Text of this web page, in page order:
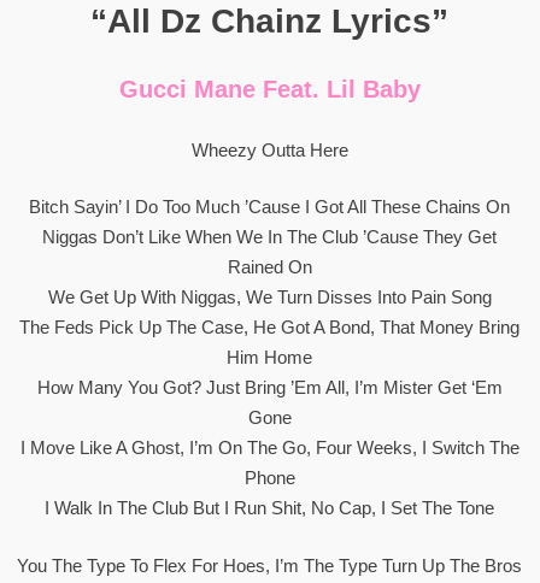
“All Dz Chainz Lyrics”
Gucci Mane Feat. Lil Baby
Wheezy Outta Here
Bitch Sayin’ I Do Too Much ’cause I Got All These Chains On
Niggas Don’t Like When We In The Club ’cause They Get
Rained On
We Get Up With Niggas, We Turn Disses Into Pain Song
The Feds Pick Up The Case, He Got A Bond, That Money Bring
Him Home
How Many You Got? Just Bring ’em All, I’m Mister Get ‘Em
Gone
I Move Like A Ghost, I’m On The Go, Four Weeks, I Switch The
Phone
I Walk In The Club But I Run Shit, No Cap, I Set The Tone
You The Type To Flex For Hoes, I’m The Typе Turn Up The Bros